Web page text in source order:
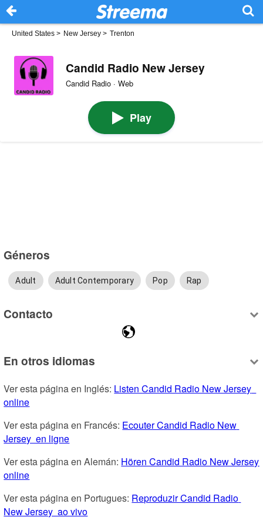
United States > New Jersey > Trenton
Candid Radio New Jersey
Candid Radio · Web
Play
Géneros
Adult Adult Contemporary Pop Rap
Contacto
En otros idiomas
Ver esta página en Inglés: Listen Candid Radio New Jersey
online
Ver esta página en Francés: Ecouter Candid Radio New
Jersey  en ligne
Ver esta página en Alemán: Hören Candid Radio New Jersey
online
Ver esta página en Portugues: Reproduzir Candid Radio
New Jersey  ao vivo